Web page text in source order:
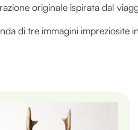
originale ispirata dal
di tre immagini impreziosite